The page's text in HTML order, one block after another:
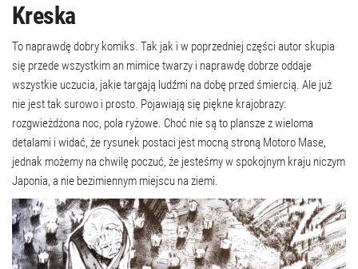
Kreska
To naprawdę dobry komiks. Tak jak i w poprzedniej części autor skupia
się przede wszystkim an mimice twarzy i naprawdę dobrze oddaje
wszystkie uczucia, jakie targają ludźmi na dobę przed śmiercią. Ale już
nie jest tak surowo i prosto. Pojawiają się piękne krajobrazy:
rozgwieżdżona noc, pola ryżowe. Choć nie są to plansze z wieloma
detalami i widać, że rysunek postaci jest mocną stroną Motoro Mase,
jednak możemy na chwilę poczuć, że jesteśmy w spokojnym kraju niczym
Japonia, a nie bezimiennym miejscu na ziemi.